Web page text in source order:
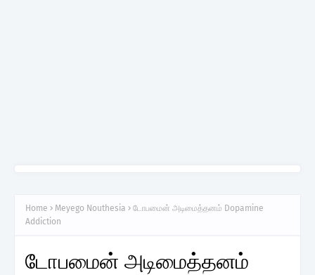
Home Meyego Nouthesia
டோபமைன் அடிமைத்தனம் Dopamine
Addiction
டோபமைன் அடிமைத்தனம்